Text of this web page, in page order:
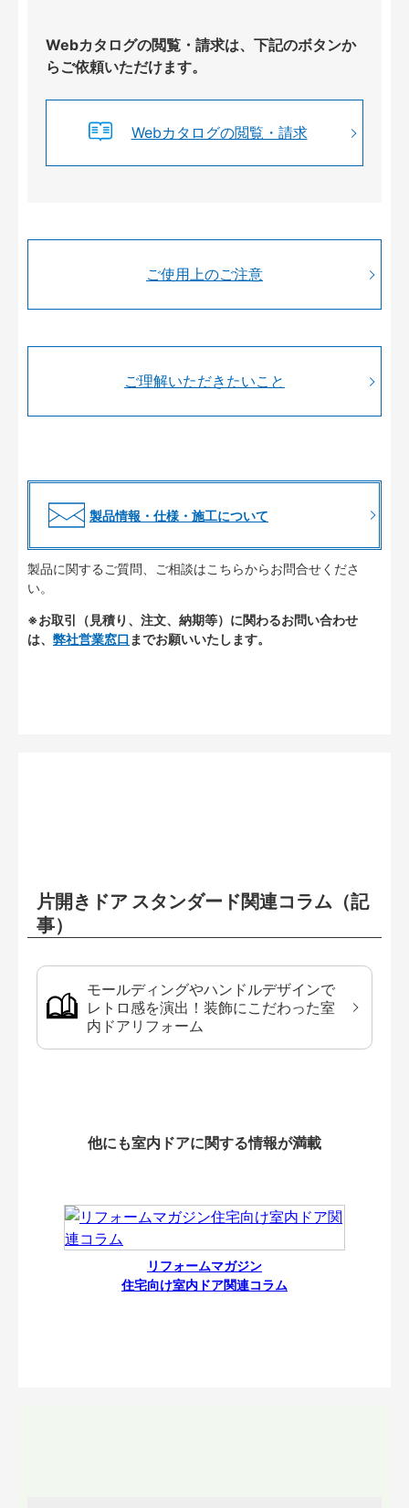
Webカタログの閲覧・請求は、下記のボタンか
らご依頼いただけます。
Webカタログの閲覧・請求
ご使用上のご注意
ご理解いただきたいこと
製品情報・仕様・施工について
製品に関するご質問、ご相談はこちらからお問合せくださ
い。
※お取引（見積り、注文、納期等）に関わるお問い合わせ
は、 弊社営業窓口 までお願いいたします。
片開きドア スタンダード関連コラム（記
事）
モールディングやハンドルデザインで
レトロ感を演出！装飾にこだわった室
内ドアリフォーム
他にも室内ドアに関する情報が満載
リフォームマガジン
住宅向け室内ドア関連コラム